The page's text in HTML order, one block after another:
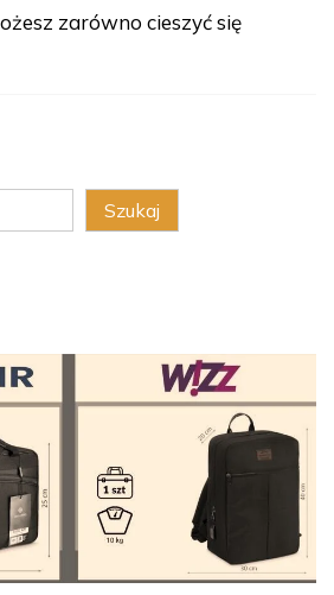
zarówno cieszyć się
Szukaj